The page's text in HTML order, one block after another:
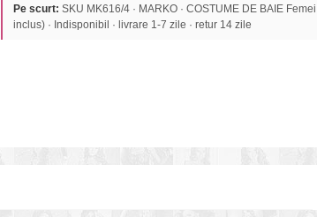
Pe scurt: SKU MK616/4 · MARKO · COSTUME DE BAIE
inclus) · Indisponibil · livrare 1-7 zile · retur 14 zile